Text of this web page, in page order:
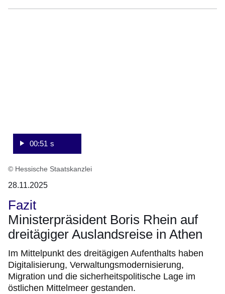
00:51 s
© Hessische Staatskanzlei
28.11.2025
Fazit
Ministerpräsident Boris Rhein auf
dreitägiger Auslandsreise in Athen
Im Mittelpunkt des dreitägigen Aufenthalts haben
Digitalisierung, Verwaltungsmodernisierung,
Migration und die sicherheitspolitische Lage im
östlichen Mittelmeer gestanden.